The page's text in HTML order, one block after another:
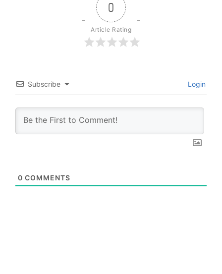
0
Article Rating
Subscribe Login
0 COMMENTS